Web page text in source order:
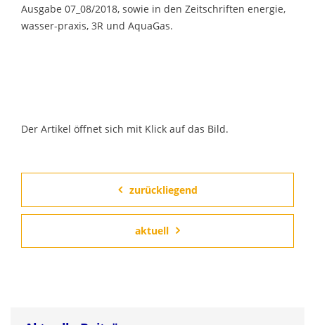
Ausgabe 07_08/2018, sowie in den Zeitschriften energie,
wasser-praxis, 3R und AquaGas.
Der Artikel öffnet sich mit Klick auf das Bild.
zurückliegend
aktuell